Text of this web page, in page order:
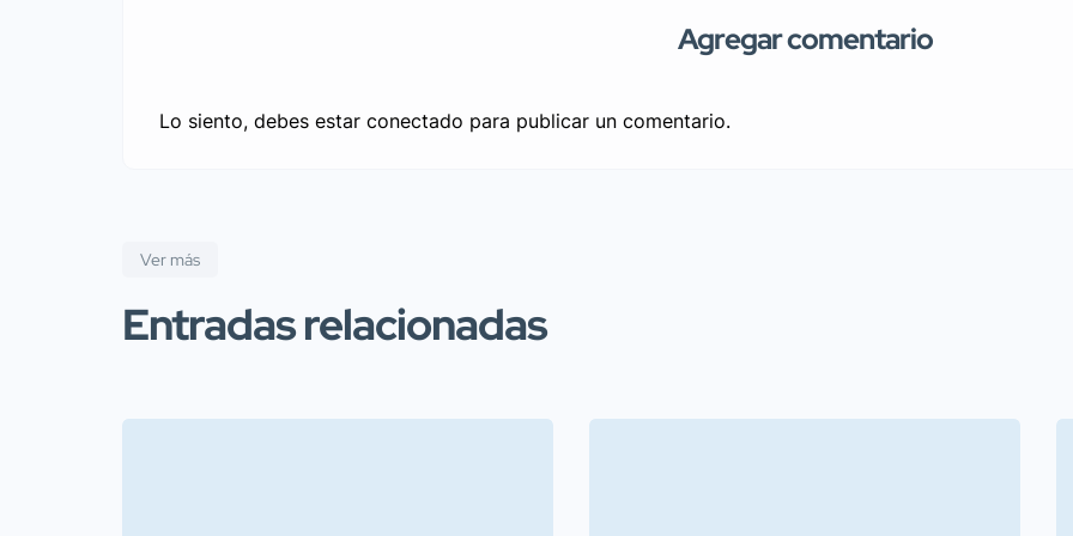
Agregar comentario
Lo siento, debes estar conectado para publicar un comentario.
Ver más
Entradas relacionadas